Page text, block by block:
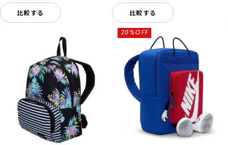
比較する 比較する
20%OFF